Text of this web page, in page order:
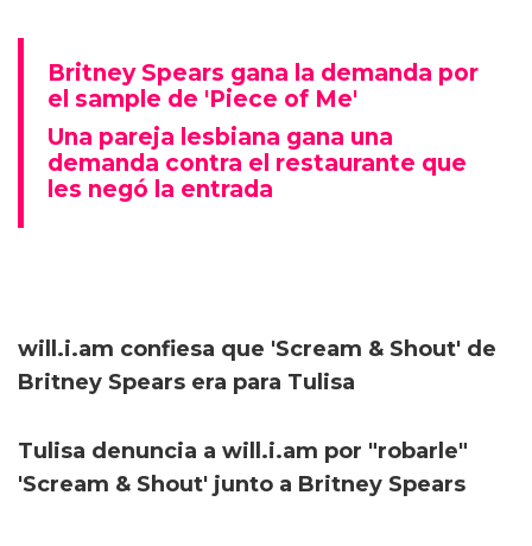
Britney Spears gana la demanda por
el sample de 'Piece of Me'
Una pareja lesbiana gana una
demanda contra el restaurante que
les negó la entrada
will.i.am confiesa que 'Scream & Shout' de
Britney Spears era para Tulisa
Tulisa denuncia a will.i.am por "robarle"
'Scream & Shout' junto a Britney Spears